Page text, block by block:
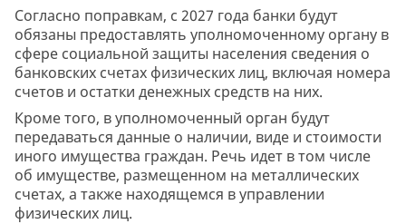
Согласно поправкам, с 2027 года банки будут
обязаны предоставлять уполномоченному органу в
сфере социальной защиты населения сведения о
банковских счетах физических лиц, включая номера
счетов и остатки денежных средств на них.
Кроме того, в уполномоченный орган будут
передаваться данные о наличии, виде и стоимости
иного имущества граждан. Речь идет в том числе
об имуществе, размещенном на металлических
счетах, а также находящемся в управлении
физических лиц.